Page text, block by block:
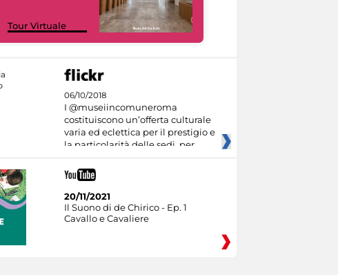
Tour Virtuale
06/10/2018
I @museiincomuneroma
costituiscono un’offerta culturale
varia ed eclettica per il prestigio e
la particolarità delle sedi, per
20/11/2021
Il Suono di de Chirico - Ep. 1
Cavallo e Cavaliere